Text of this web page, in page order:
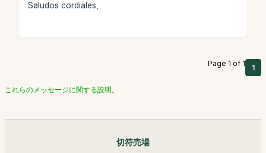
Saludos cordiales,
Page 1 of 1 1
これらのメッセージに関する説明。
切符売場